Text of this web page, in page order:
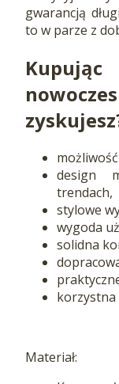
gwarancją
to w parze z
design
trendach,
stylowe
wygoda
solidna
korzystna
Materiał: